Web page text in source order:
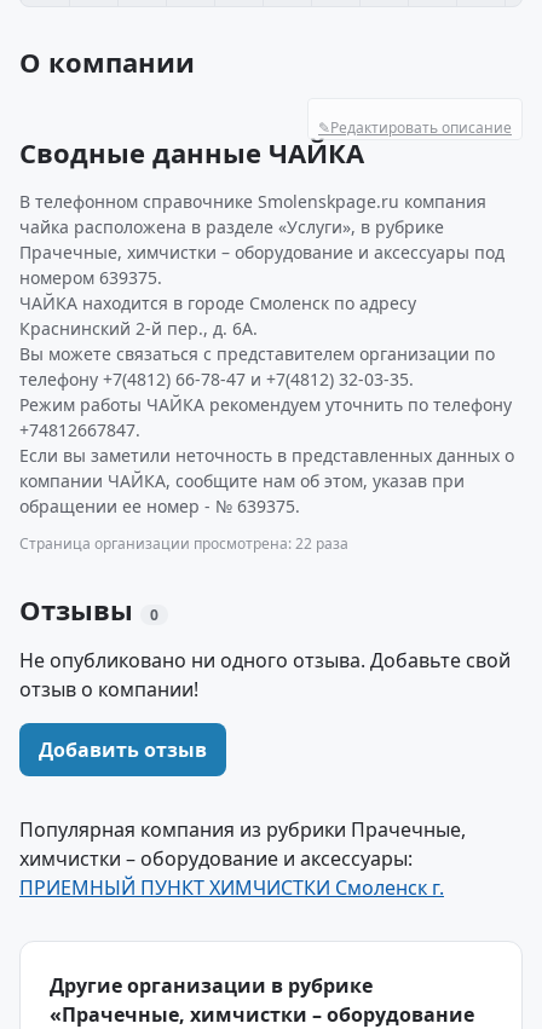
О компании
✎Редактировать описание
Сводные данные ЧАЙКА
В телефонном справочнике Smolenskpage.ru компания
чайка расположена в разделе «Услуги», в рубрике
Прачечные, химчистки – оборудование и аксессуары под
номером 639375.
ЧАЙКА находится в городе Смоленск по адресу
Краснинский 2-й пер., д. 6А.
Вы можете связаться с представителем организации по
телефону +7(4812) 66-78-47 и +7(4812) 32-03-35.
Режим работы ЧАЙКА рекомендуем уточнить по телефону
+74812667847.
Если вы заметили неточность в представленных данных о
компании ЧАЙКА, сообщите нам об этом, указав при
обращении ее номер - № 639375.
Страница организации просмотрена: 22 раза
Отзывы 0
Не опубликовано ни одного отзыва. Добавьте свой
отзыв о компании!
Добавить отзыв
Популярная компания из рубрики Прачечные,
химчистки – оборудование и аксессуары:
ПРИЕМНЫЙ ПУНКТ ХИМЧИСТКИ Смоленск г.
Другие организации в рубрике
«Прачечные, химчистки – оборудование